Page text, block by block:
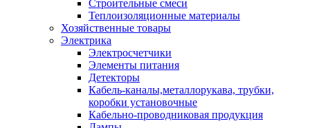
Строительные смеси
Теплоизоляционные материалы
Хозяйственные товары
Электрика
Электросчетчики
Элементы питания
Детекторы
Кабель-каналы,металлорукава, трубки,
коробки установочные
Кабельно-проводниковая продукция